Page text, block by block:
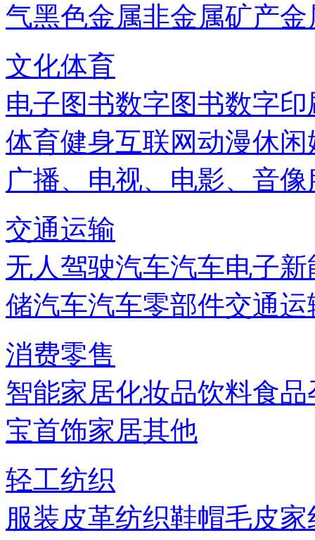
气黑色金属非金属矿产金
文化体育
电子图书数字图书数字印
体育健身互联网动漫休闲
广播、电视、电影、音像
交通运输
无人驾驶汽车汽车电子新
储汽车汽车零部件交通
消费零售
智能家居化妆品饮料食品
宝首饰家居其他
轻工纺织
服装皮革纺织鞋帽毛皮家